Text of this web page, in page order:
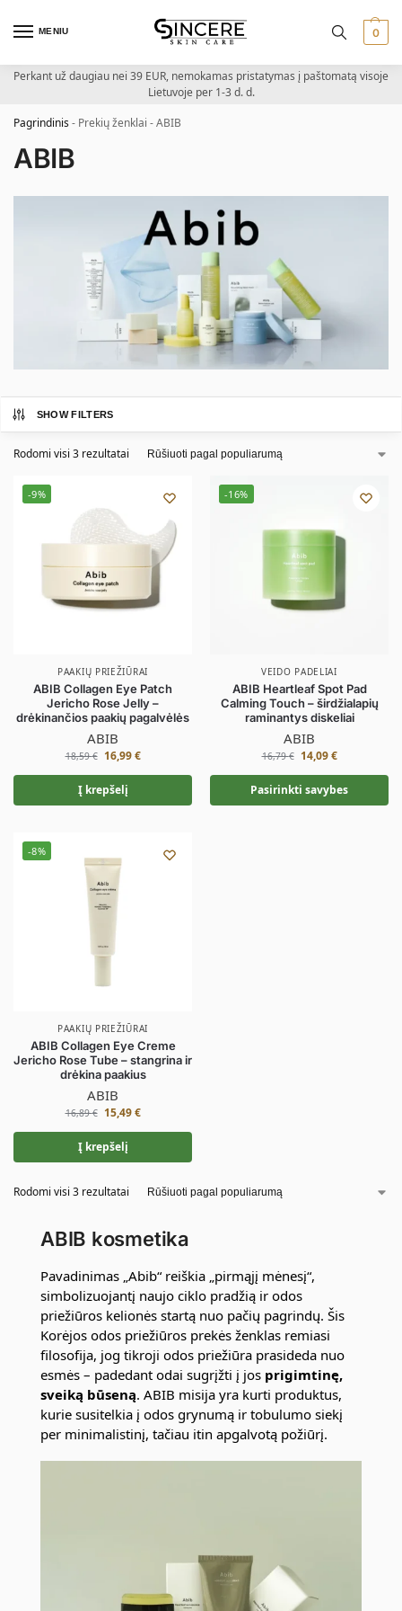
MENIU 0
Perkant už daugiau nei 39 EUR, nemokamas pristatymas į paštomatą visoje
Lietuvoje per 1-3 d. d.
Pagrindinis- Prekių ženklai -ABIB
ABIB
SHOW FILTERS
Rodomi visi 3 rezultatai
-9%
PAAKIŲ PRIEŽIŪRAI
ABIB Collagen Eye Patch
Jericho Rose Jelly –
drėkinančios paakių pagalvėlės
ABIB
18,59€ 16,99€
Į krepšelį
-16%
VEIDO PADELIAI
ABIB Heartleaf Spot Pad
Calming Touch – širdžialapių
raminantys diskeliai
ABIB
16,79€ 14,09€
Pasirinkti savybes
-8%
PAAKIŲ PRIEŽIŪRAI
ABIB Collagen Eye Creme
Jericho Rose Tube – stangrina ir
drėkina paakius
ABIB
16,89€ 15,49€
Į krepšelį
Rodomi visi 3 rezultatai
ABIB kosmetika
Pavadinimas „Abib“ reiškia „pirmąjį mėnesį“,
simbolizuojantį naujo ciklo pradžią ir odos
priežiūros kelionės startą nuo pačių pagrindų. Šis
Korėjos odos priežiūros prekės ženklas remiasi
filosofija, jog tikroji odos priežiūra prasideda nuo
esmės – padedant odai sugrįžti į jos prigimtinę,
sveiką būseną. ABIB misija yra kurti produktus,
kurie susitelkia į odos grynumą ir tobulumo siekį
per minimalistinį, tačiau itin apgalvotą požiūrį.